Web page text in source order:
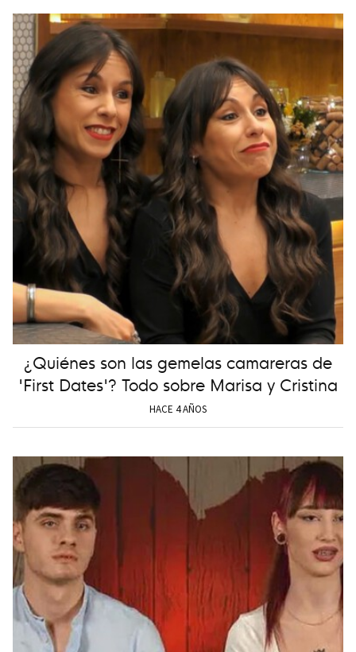
¿Quiénes son las gemelas camareras de
'First Dates'? Todo sobre Marisa y Cristina
HACE 4 AÑOS